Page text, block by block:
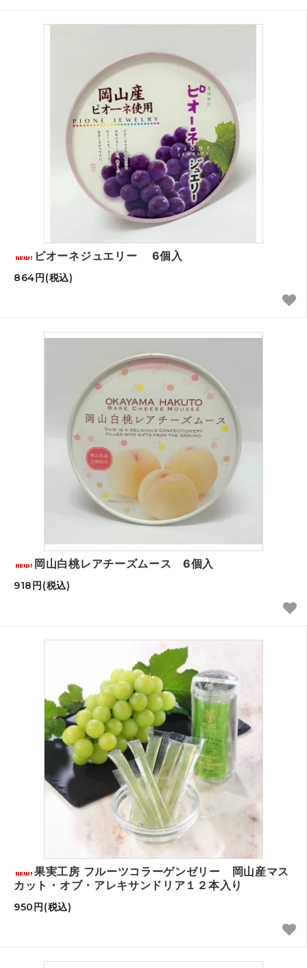
ピオーネジュエリー 6個入
864円(税込)
岡山白桃レアチーズムース 6個入
918円(税込)
果実工房 フルーツコラーゲンゼリー 岡山産マス
カット・オブ・アレキサンドリア１２本入り
950円(税込)